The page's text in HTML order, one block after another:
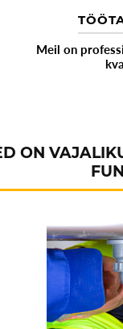
AVARII,
Meil on
ON